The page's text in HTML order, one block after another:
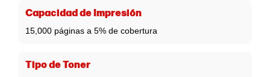
Capacidad de Impresión
15,000 páginas a 5% de cobertura
Tipo de Toner